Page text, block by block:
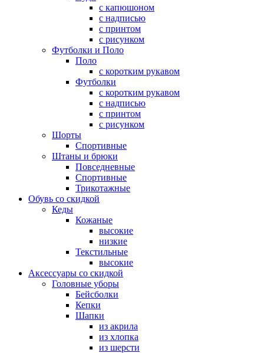
с капюшоном
с надписью
с принтом
с рисунком
Футболки и Поло
Поло
с коротким рукавом
Футболки
с коротким рукавом
с надписью
с принтом
с рисунком
Шорты
Спортивные
Штаны и брюки
Повседневные
Спортивные
Трикотажные
Обувь со скидкой
Кеды
Кожаные
высокие
низкие
Текстильные
высокие
Аксессуары со скидкой
Головные уборы
Бейсболки
Кепки
Шапки
из акрила
из хлопка
из шерсти